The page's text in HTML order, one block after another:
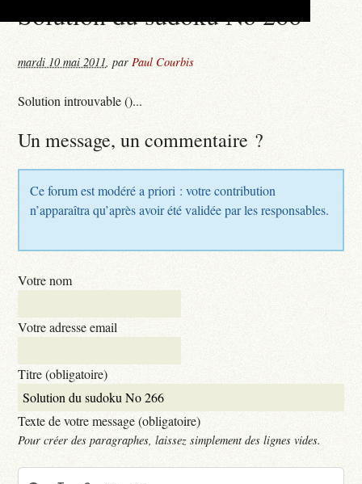
Solution du sudoku No 266
mardi 10 mai 2011,parPaul Courbis
Solution introuvable ()...
Un message, un commentaire ?
Ce forum est modéré a priori : votre contribution
n’apparaîtra qu’après avoir été validée par les responsables.
Votre nom
Votre adresse email
Titre (obligatoire)
Texte de votre message (obligatoire)
Pour créer des paragraphes, laissez simplement des lignes vides.